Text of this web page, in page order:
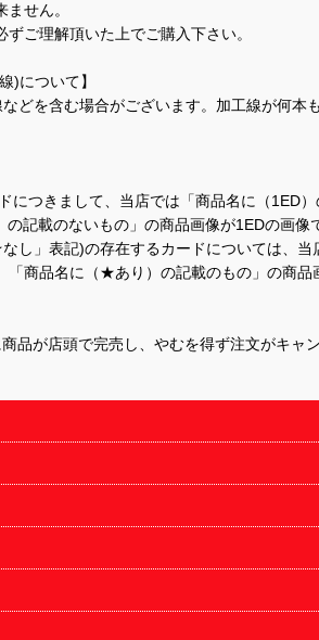
せん。
ご理解頂いた上でご購入下さい。
)について】
どを含む場合がございます。加工線が何本
につきまして、当店では「商品名に（1ED
記載のないもの」の商品画像が1EDの画
し」表記)の存在するカードについては、
「商品名に（★あり）の記載のもの」の商
品が店頭で完売し、やむを得ず注文がキャ